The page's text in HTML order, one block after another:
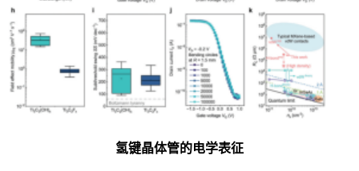
氢键晶体管的电学表征